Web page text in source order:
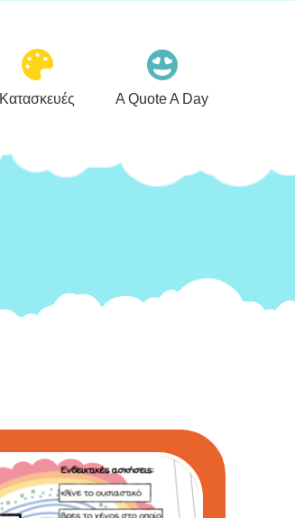
Κατασκευές A Quote A Day